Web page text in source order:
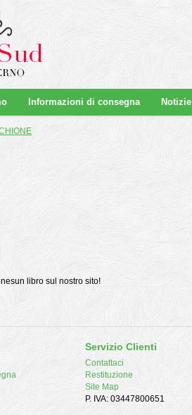
Informazioni di consegna Notizie
nesun libro sul nostro sito!
Servizio Clienti
Contattaci
Restituzione
Site Map
P. IVA: 03447800651